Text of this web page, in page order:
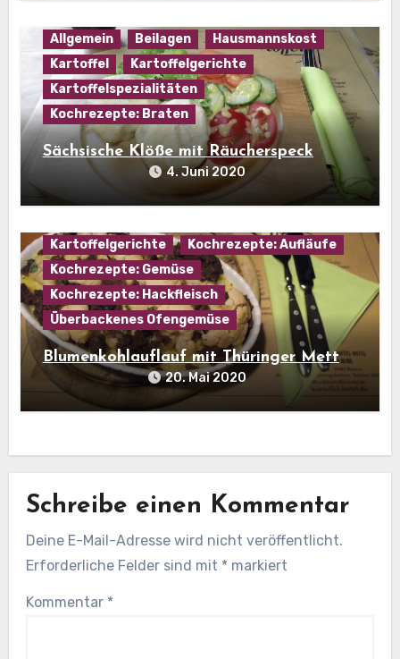
Allgemein Beilagen
Hausmannskost
Kartoffel
Kartoffelgerichte
Kartoffelspezialitäten
Kochrezepte: Braten
Sächsische Klöße mit Räucherspeck
4. Juni 2020
Kartoffelgerichte
Kochrezepte: Aufläufe
Kochrezepte: Gemüse
Kochrezepte: Hackfleisch
Überbackenes Ofengemüse
Blumenkohlauflauf mit Thüringer Mett
20. Mai 2020
Schreibe einen Kommentar
Deine E-Mail-Adresse wird nicht veröffentlicht.
Erforderliche Felder sind mit * markiert
Kommentar *